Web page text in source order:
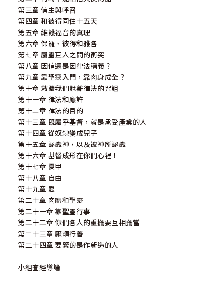
第三章 信主與呼召
第四章 和彼得同住十五天
第五章 維護福音的真理
第六章 保羅、彼得和雅各
第七章 屬靈巨人之間的衝突
第八章 因信還是因律法稱義？
第九章 靠聖靈入門，靠肉身成全？
第十章 救贖我們脫離律法的咒詛
第十一章 律法和應許
第十二章 律法的目的
第十三章 既屬乎基督，就是承受產業的人
第十四章 從奴隸變成兒子
第十五章 認識神，以及被神所認識
第十六章 基督成形在你們心裡！
第十七章 夏甲
第十八章 自由
第十九章 愛
第二十章 肉體和聖靈
第二十一章 靠聖靈行事
第二十二章 你們各人的重擔要互相擔當
第二十三章 厭煩行善
第二十四章 要緊的是作新造的人
小組查經導論